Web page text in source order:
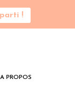
!
A PROPOS